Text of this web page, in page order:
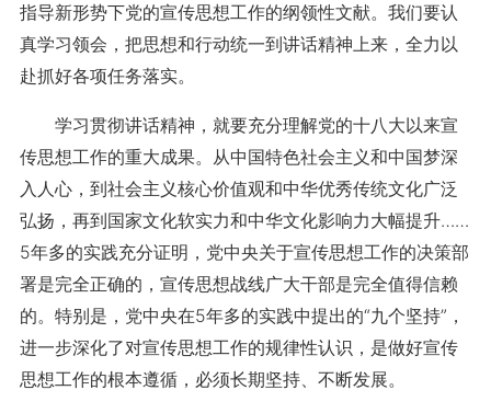
指导新形势下党的宣传思想工作的纲领性文献。我们要认
真学习领会，把思想和行动统一到讲话精神上来，全力以
赴抓好各项任务落实。
学习贯彻讲话精神，就要充分理解党的十八大以来宣
传思想工作的重大成果。从中国特色社会主义和中国梦深
入人心，到社会主义核心价值观和中华优秀传统文化广泛
弘扬，再到国家文化软实力和中华文化影响力大幅提升……
5年多的实践充分证明，党中央关于宣传思想工作的决策部
署是完全正确的，宣传思想战线广大干部是完全值得信赖
的。特别是，党中央在5年多的实践中提出的“九个坚持”，
进一步深化了对宣传思想工作的规律性认识，是做好宣传
思想工作的根本遵循，必须长期坚持、不断发展。